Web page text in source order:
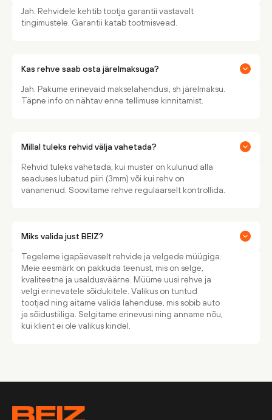
Jah. Rehvidele kehtib tootja garantii vastavalt
tingimustele. Garantii katab tootmisvead.
Kas rehve saab osta järelmaksuga?
Jah. Pakume erinevaid makselahendusi, sh järelmaksu.
Täpne info on nähtav enne tellimuse kinnitamist.
Millal tuleks rehvid välja vahetada?
Rehvid tuleks vahetada, kui muster on kulunud alla
seaduses lubatud piiri (3mm) või kui rehv on
vananenud. Soovitame rehve regulaarselt kontrollida.
Miks valida just BEIZ?
Tegeleme igapäevaselt rehvide ja velgede müügiga.
Meie eesmärk on pakkuda teenust, mis on selge,
kvaliteetne ja usaldusväärne. Müüme uusi rehve ja
velgi erinevatele sõidukitele. Valikus on tuntud
tootjad ning aitame valida lahenduse, mis sobib auto
ja sõidustiiliga. Selgitame erinevusi ning anname nõu,
kui klient ei ole valikus kindel.